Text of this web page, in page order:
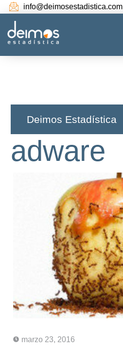
info@deimosestadistica.com
Deimos Estadística​
adware
marzo 23, 2016